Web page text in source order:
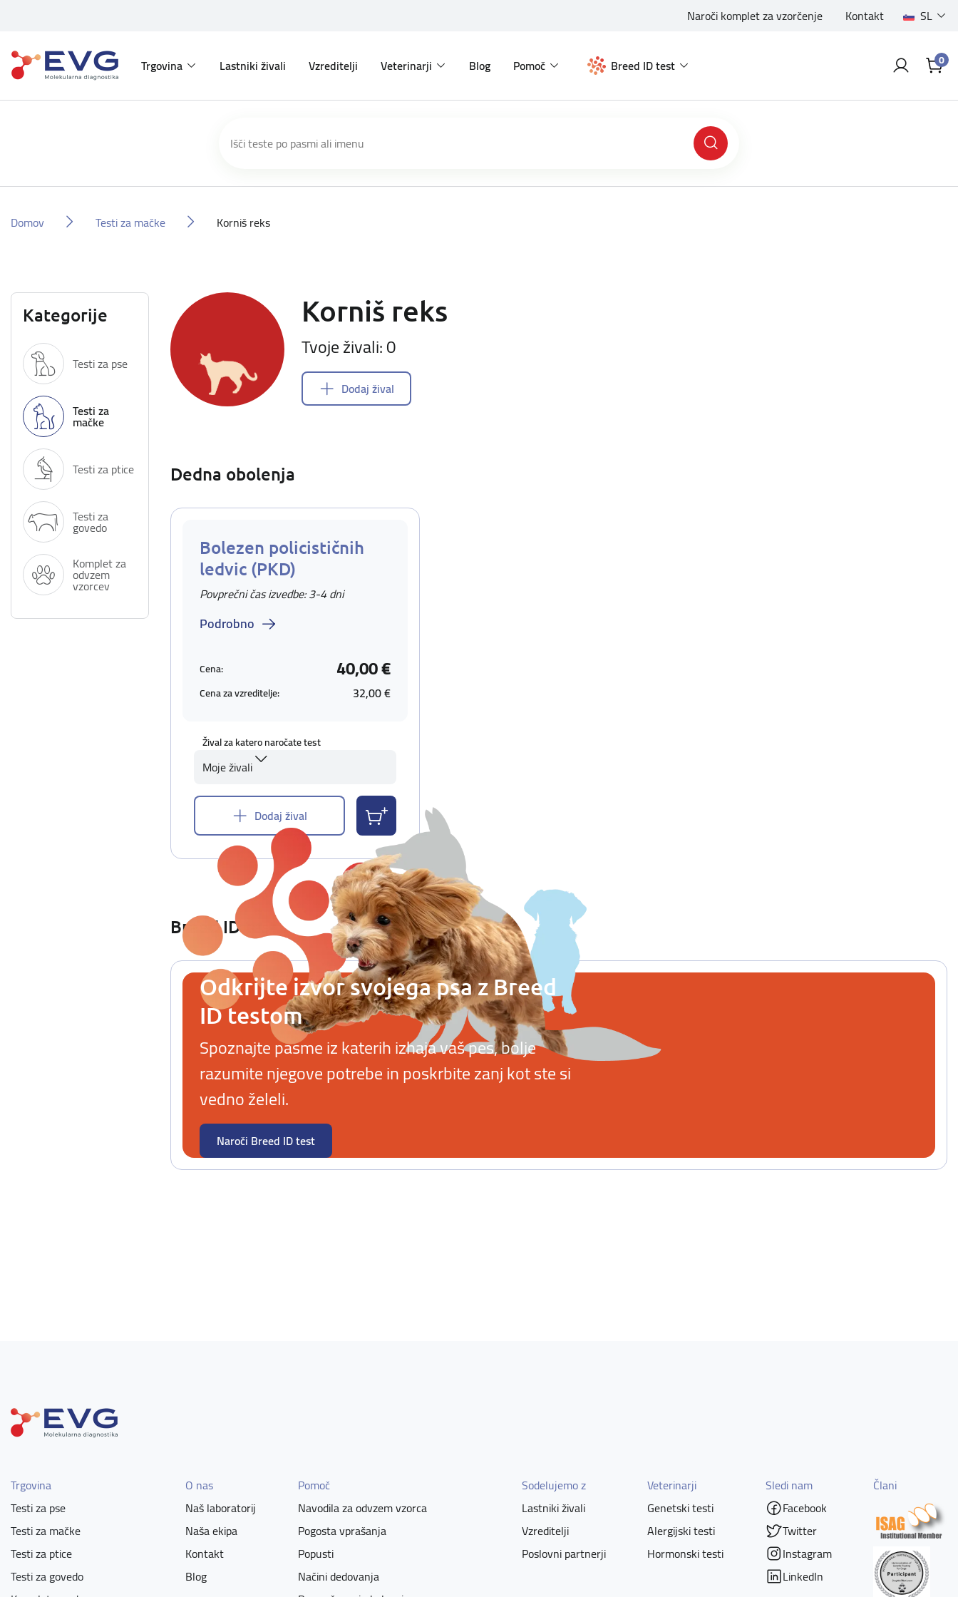
Naroči komplet za vzorčenje Kontakt SL
Trgovina Lastniki živali Vzreditelji Veterinarji Blog Pomoč Breed ID test 0
Domov Testi za mačke Korniš reks
Kategorije
Testi za pse
Testi za
mačke
Testi za ptice
Testi za
govedo
Komplet za
odvzem
vzorcev
Korniš reks
Tvoje živali: 0
Dodaj žival
Dedna obolenja
Bolezen policističnih
ledvic (PKD)
Povprečni čas izvedbe: 3-4 dni
Podrobno
Cena: 40,00 €
Cena za vzreditelje: 32,00 €
Žival za katero naročate test
Moje živali
Dodaj žival
Breed ID test
Odkrijte izvor svojega psa z Breed
ID testom
Spoznajte pasme iz katerih izhaja vaš pes, bolje
razumite njegove potrebe in poskrbite zanj kot ste si
vedno želeli.
Naroči Breed ID test
Trgovina
Testi za pse
Testi za mačke
Testi za ptice
Testi za govedo
O nas
Naš laboratorij
Naša ekipa
Kontakt
Blog
Pomoč
Navodila za odvzem vzorca
Pogosta vprašanja
Popusti
Načini dedovanja
Sodelujemo z
Lastniki živali
Vzreditelji
Poslovni partnerji
Veterinarji
Genetski testi
Alergijski testi
Hormonski testi
Sledi nam
Facebook
Twitter
Instagram
LinkedIn
Člani